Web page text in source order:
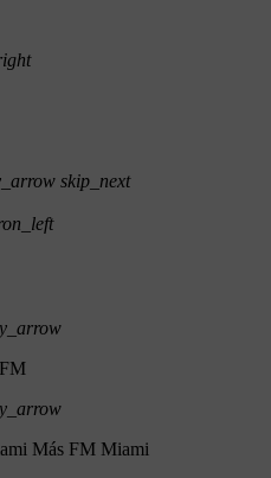
skip_next
Más FM Miami